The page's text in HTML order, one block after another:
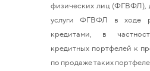
физических лиц (ФГВФЛ),
услуги ФГВФЛ в ходе
кредитами, в
кредитных портфелей к
по продаже таких